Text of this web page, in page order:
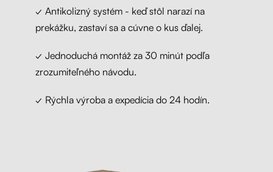
✓ Antikolizný systém - keď stôl narazí na
prekážku, zastaví sa a cúvne o kus ďalej.
✓ Jednoduchá montáž za 30 minút podľa
zrozumiteľného návodu.
✓ Rýchla výroba a expedícia do 24 hodín.